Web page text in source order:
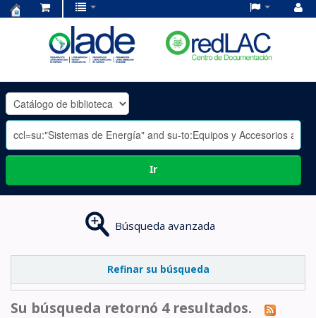
OLADE
-
Ir
Búsqueda avanzada
Refinar su búsqueda
Su búsqueda retornó 4 resultados.